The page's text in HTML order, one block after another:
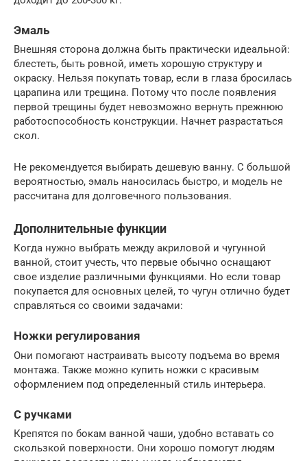
Эмаль
Внешняя сторона должна быть практически идеальной:
блестеть, быть ровной, иметь хорошую структуру и
окраску. Нельзя покупать товар, если в глаза бросилась
царапина или трещина. Потому что после появления
первой трещины будет невозможно вернуть прежнюю
работоспособность конструкции. Начнет разрастаться
скол.
Не рекомендуется выбирать дешевую ванну. С большой
вероятностью, эмаль наносилась быстро, и модель не
рассчитана для долговечного пользования.
Дополнительные функции
Когда нужно выбрать между акриловой и чугунной
ванной, стоит учесть, что первые обычно оснащают
свое изделие различными функциями. Но если товар
покупается для основных целей, то чугун отлично будет
справляться со своими задачами:
Ножки регулирования
Они помогают настраивать высоту подъема во время
монтажа. Также можно купить ножки с красивым
оформлением под определенный стиль интерьера.
С ручками
Крепятся по бокам ванной чаши, удобно вставать со
скользкой поверхности. Они хорошо помогут людям